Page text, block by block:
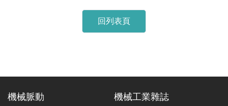
回列表頁
機械脈動 機械工業雜誌